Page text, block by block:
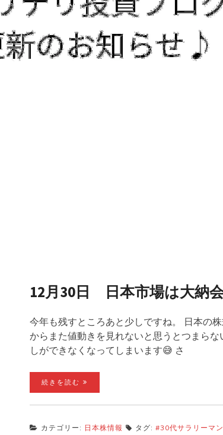
12月30日 日本市場は大納
今年も残すところあと少しですね。 日本の
からまた値動きを見れないと思うとつまら
しができなくなってしまいます😅 さ
続きを読む
カテゴリー: 日本株情報 タグ: #30代サラリーマ